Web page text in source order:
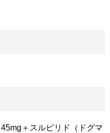
＋スルピリド（ドグマ